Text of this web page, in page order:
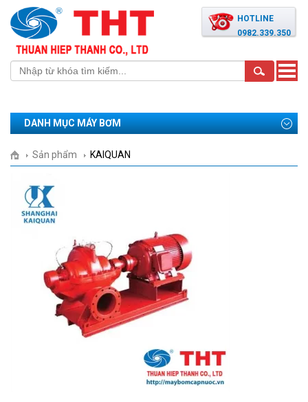
HOTLINE
0982.339.350
Toggle
DANH MỤC MÁY BƠM
Sản phẩm KAIQUAN